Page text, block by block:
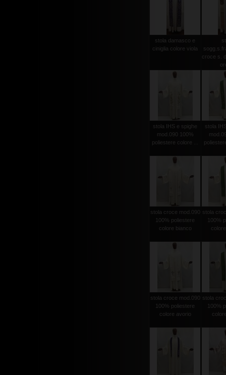
stola damasco e
ciniglia colore viola
croce s.
stola IHS e spighe
mod.090 100%
poliestere colore ...
stola
stola croce mod.090
100% poliestere
colore bianco
stola
100%
stola croce mod.090
100% poliestere
colore avorio
stola
100%